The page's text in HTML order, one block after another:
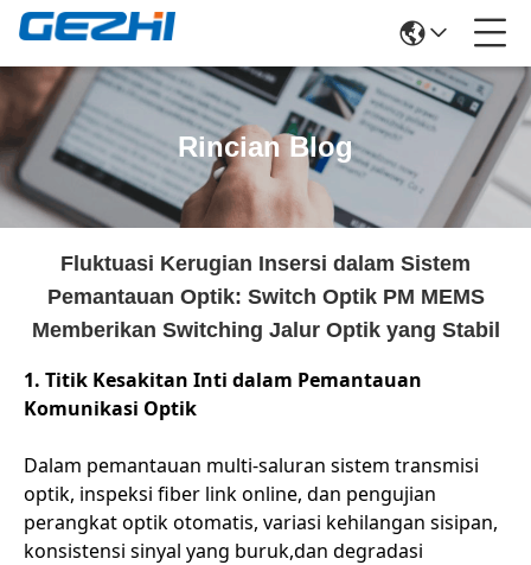
Rincian Blog
Fluktuasi Kerugian Insersi dalam Sistem
Pemantauan Optik: Switch Optik PM MEMS
Memberikan Switching Jalur Optik yang Stabil
1. Titik Kesakitan Inti dalam Pemantauan
Komunikasi Optik
Dalam pemantauan multi-saluran sistem transmisi
optik, inspeksi fiber link online, dan pengujian
perangkat optik otomatis, variasi kehilangan sisipan,
konsistensi sinyal yang buruk,dan degradasi